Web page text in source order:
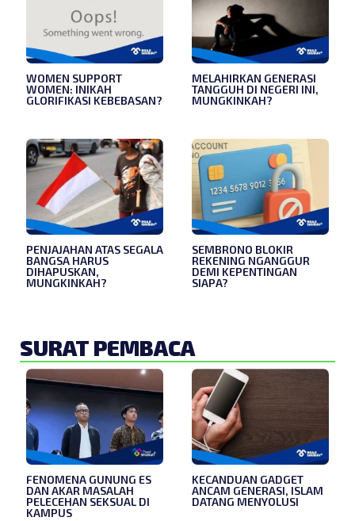
WOMEN SUPPORT
WOMEN: INIKAH
GLORIFIKASI KEBEBASAN?
MELAHIRKAN GENERASI
TANGGUH DI NEGERI INI,
MUNGKINKAH?
PENJAJAHAN ATAS SEGALA
BANGSA HARUS
DIHAPUSKAN,
MUNGKINKAH?
SEMBRONO BLOKIR
REKENING NGANGGUR
DEMI KEPENTINGAN
SIAPA?
SURAT PEMBACA
FENOMENA GUNUNG ES
DAN AKAR MASALAH
PELECEHAN SEKSUAL DI
KAMPUS
KECANDUAN GADGET
ANCAM GENERASI, ISLAM
DATANG MENYOLUSI